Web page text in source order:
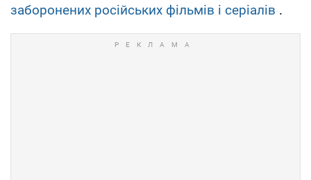
заборонених російських фільмів і серіалів .